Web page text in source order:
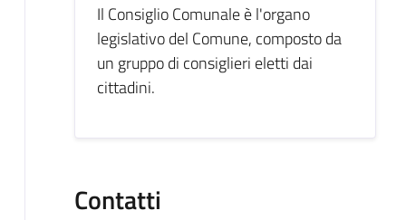
Il Consiglio Comunale è l'organo
legislativo del Comune, composto da
un gruppo di consiglieri eletti dai
cittadini.
Contatti